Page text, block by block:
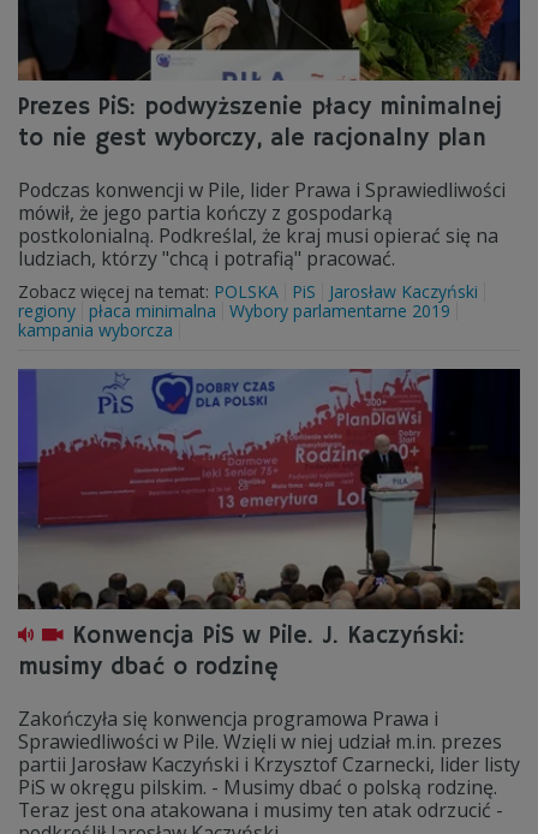
Prezes PiS: podwyższenie płacy minimalnej
to nie gest wyborczy, ale racjonalny plan
Podczas konwencji w Pile, lider Prawa i Sprawiedliwości
mówił, że jego partia kończy z gospodarką
postkolonialną. Podkreślal, że kraj musi opierać się na
ludziach, którzy "chcą i potrafią" pracować.
Zobacz więcej na temat: POLSKA PiS
Jarosław Kaczyński
regiony
płaca minimalna
Wybory parlamentarne 2019
kampania wyborcza
Konwencja PiS w Pile. J. Kaczyński:
musimy dbać o rodzinę
Zakończyła się konwencja programowa Prawa i
Sprawiedliwości w Pile. Wzięli w niej udział m.in. prezes
partii Jarosław Kaczyński i Krzysztof Czarnecki, lider listy
PiS w okręgu pilskim. - Musimy dbać o polską rodzinę.
Teraz jest ona atakowana i musimy ten atak odrzucić -